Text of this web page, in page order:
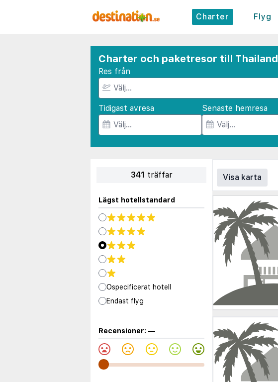
Charter Flyg
Charter och paketresor till Thailand
Res från
Tidigast avresa Senaste hemresa
341 träffar
Lägst hotellstandard
Ospecificerat hotell
Endast flyg
Recensioner: —
Visa karta